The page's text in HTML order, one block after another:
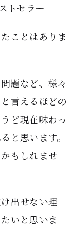
トセラー
ことはありま
題など、様々
言えるほどの
ど現在味わっ
と思います。
もしれませ
出せない理
いと思いま